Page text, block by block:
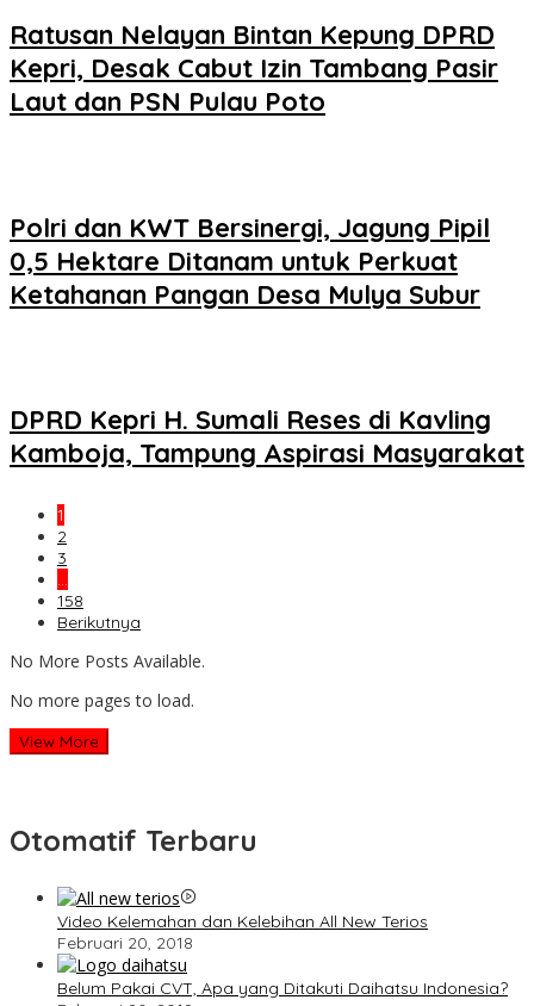
Ratusan Nelayan Bintan Kepung DPRD
Kepri, Desak Cabut Izin Tambang Pasir
Laut dan PSN Pulau Poto
Polri dan KWT Bersinergi, Jagung Pipil
0,5 Hektare Ditanam untuk Perkuat
Ketahanan Pangan Desa Mulya Subur
DPRD Kepri H. Sumali Reses di Kavling
Kamboja, Tampung Aspirasi Masyarakat
1
2
3
…
158
Berikutnya
No More Posts Available.
No more pages to load.
View More
Otomatif Terbaru
Video Kelemahan dan Kelebihan All New Terios
Februari 20, 2018
Belum Pakai CVT, Apa yang Ditakuti Daihatsu Indonesia?